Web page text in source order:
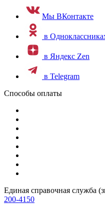
Мы ВКонтакте
в
в Яндекс Zen
в Telegram
Способы оплаты
Единая справочная служба
200-4150